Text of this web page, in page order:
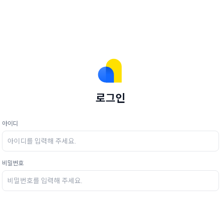
로그인
아이디
비밀번호